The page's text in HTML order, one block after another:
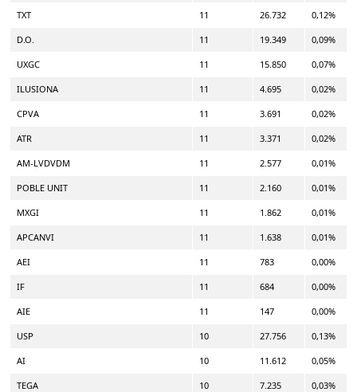
TXT 11 26.732 0,12%
D.O. 11 19.349 0,09%
UXGC 11 15.850 0,07%
ILUSIONA 11 4.695 0,02%
CPVA 11 3.691 0,02%
ATR 11 3.371 0,02%
AM-LVDVDM 11 2.577 0,01%
POBLE UNIT 11 2.160 0,01%
MXGI 11 1.862 0,01%
APCANVI 11 1.638 0,01%
AEI 11 783 0,00%
IF 11 684 0,00%
AIE 11 147 0,00%
USP 10 27.756 0,13%
AI 10 11.612 0,05%
TEGA 10 7.235 0,03%